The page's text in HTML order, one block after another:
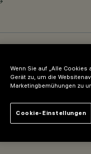
- L=1511mm - Optik
Wenn Sie auf „Alle
Gerät zu, um die
Marketingbemühungen zu
Cookie-Einstellungen